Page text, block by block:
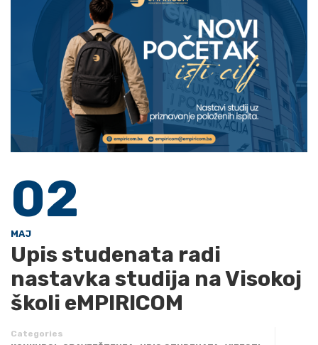
02
MAJ
Upis studenata radi
nastavka studija na Visokoj
školi eMPIRICOM
Categories